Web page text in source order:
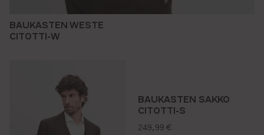
BAUKASTEN WESTE
CITOTTI-W
BAUKASTEN SAKKO
CITOTTI-S
regulärer preis:
249,99 €